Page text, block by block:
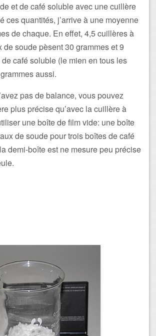
et de café soluble avec une cuillère
ces quantités, j’arrive à une moyenne
de chaque. En effet, 4,5 cuillères à
de soude pèsent 30 grammes et 9
café soluble (le mien en tous les
aussi.
pas de balance, vous pouvez
plus précise qu’avec la cuillère à
une boîte de film vide: une boîte
de soude pour trois boîtes de café
demi-boîte est ne mesure peu précise